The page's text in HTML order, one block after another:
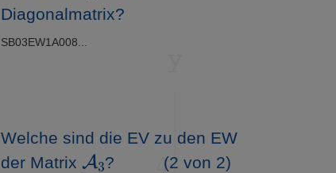
Diagonalmatrix?
SB03EW1A008...
Welche sind die EV zu den EW
der Matrix
A3
? (2 von 2)